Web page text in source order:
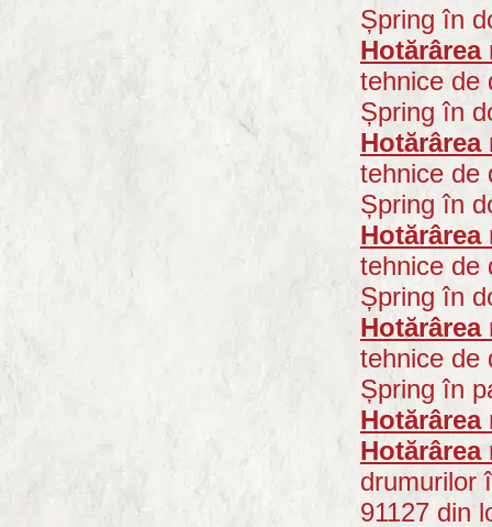
Șpring în
Hotărârea
tehnice de
Șpring în
Hotărârea
tehnice de
Șpring în
Hotărârea
tehnice de
Șpring în
Hotărârea
tehnice de
Șpring în
Hotărârea
Hotărârea
drumurilor
91127 din